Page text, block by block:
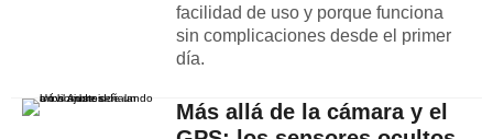
facilidad de uso y porque funciona
sin complicaciones desde el primer
día.
Más allá de la cámara y el